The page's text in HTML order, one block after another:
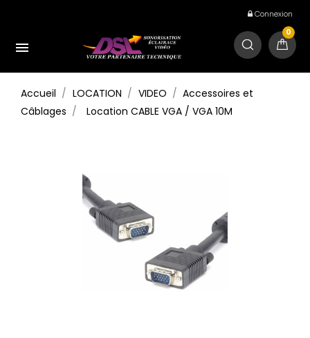
Connexion

0
Accueil LOCATION VIDEO
Accessoires et
Câblages
Location CABLE VGA / VGA 10M